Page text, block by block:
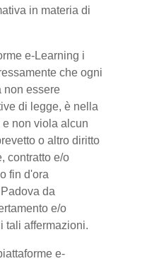
in materia di
e-Learning i
che ogni
non essere
di legge, è nella
non viola alcun
o altro diritto
contratto e/o
fin d'ora
da
e/o
tali affermazioni.
e-